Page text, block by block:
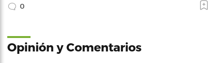
0
Opinión y Comentarios